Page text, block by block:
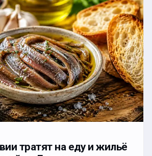
тратят на еду и жильё